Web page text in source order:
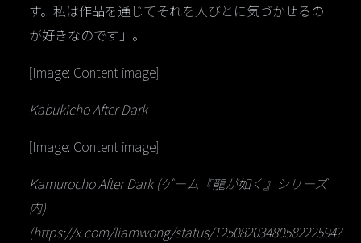
す。私は作品を通じてそれを人びとに気づかせるの
が好きなのです」。
[Image: Content image]
Kabukicho After Dark
[Image: Content image]
Kamurocho After Dark (ゲーム『龍が如く』シリーズ
内)
(https://x.com/liamwong/status/1250820348058222594?